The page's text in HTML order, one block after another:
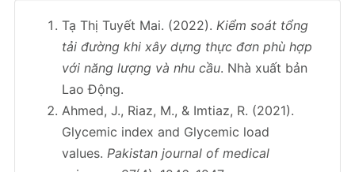
Tạ Thị Tuyết Mai. (2022). Kiểm soát tổng
tải đường khi xây dựng thực đơn phù hợp
với năng lượng và nhu cầu. Nhà xuất bản
Lao Động.
Ahmed, J., Riaz, M., & Imtiaz, R. (2021).
Glycemic index and Glycemic load
values. Pakistan journal of medical